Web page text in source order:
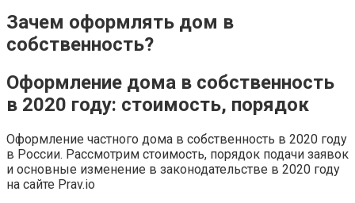
Зачем оформлять дом в
собственность?
Оформление дома в собственность
в 2020 году: стоимость, порядок
Оформление частного дома в собственность в 2020 году
в России. Рассмотрим стоимость, порядок подачи заявок
и основные изменение в законодательстве в 2020 году
на сайте Prav.io